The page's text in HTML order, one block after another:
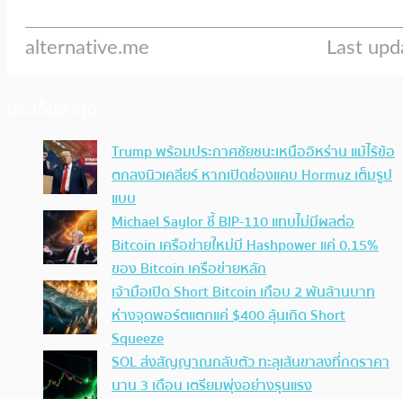
Trump พร้อมประกาศชัยชนะเหนืออิหร่าน แม้ไร้ข้อ
ตกลงนิวเคลียร์ หากเปิดช่องแคบ Hormuz เต็มรูป
แบบ
Michael Saylor ชี้ BIP-110 แทบไม่มีผลต่อ
Bitcoin เครือข่ายใหม่มี Hashpower แค่ 0.15%
ของ Bitcoin เครือข่ายหลัก
เจ้ามือเปิด Short Bitcoin เกือบ 2 พันล้านบาท
ห่างจุดพอร์ตแตกแค่ $400 ลุ้นเกิด Short
Squeeze
SOL ส่งสัญญาณกลับตัว ทะลุเส้นขาลงที่กดราคา
นาน 3 เดือน เตรียมพุ่งอย่างรุนแรง